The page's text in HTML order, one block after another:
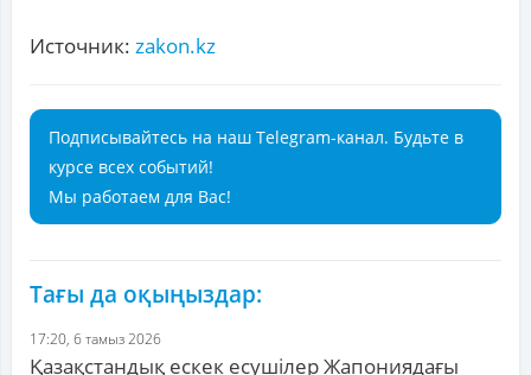
Источник: zakon.kz
Подписывайтесь на наш Telegram-канал. Будьте в
курсе всех событий!
Мы работаем для Вас!
Тағы да оқыңыздар:
17:20, 6 тамыз 2026
Қазақстандық ескек есушілер Жапониядағы